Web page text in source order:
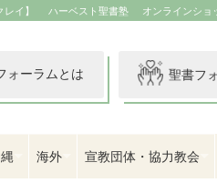
イ】 ハーベスト聖書塾 オンラインショ
聖書フ
ォーラムとは
海外 宣教団体・協力教会